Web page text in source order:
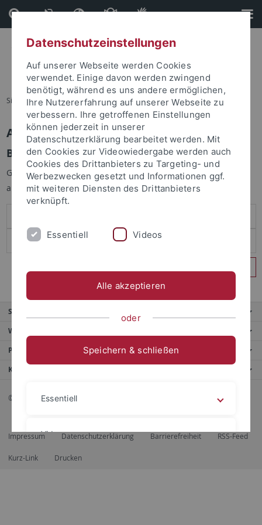
Direkt
zum
Inhalt
Direkt
zur
Fußleiste
Sie sind hier: Startseite
Anmelden
Benutzeranmeldung
Geben Sie Ihren Benutzernamen und Ihr Passwort an um sich
anzumelden:
Service
Weitere Angebote
Portale
Kontaktinfo
© 2026 Eberhard Karls Universität Tübingen, Tübingen
Impressum Datenschutzerklärung Barrierefreiheit RSS-Feed
Kurz-Link Drucken
Datenschutzeinstellungen
Auf unserer Webseite werden Cookies
verwendet. Einige davon werden zwingend
benötigt, während es uns andere ermöglichen,
Ihre Nutzererfahrung auf unserer Webseite zu
verbessern. Ihre getroffenen Einstellungen
können jederzeit in unserer
Datenschutzerklärung bearbeitet werden. Mit
den Cookies zur Videowiedergabe werden auch
Cookies des Drittanbieters zu Targeting- und
Werbezwecken gesetzt und Informationen ggf.
mit weiteren Diensten des Drittanbieters
verknüpft.
Essentiell Videos
Alle akzeptieren
oder
Speichern & schließen
Essentiell
Videos